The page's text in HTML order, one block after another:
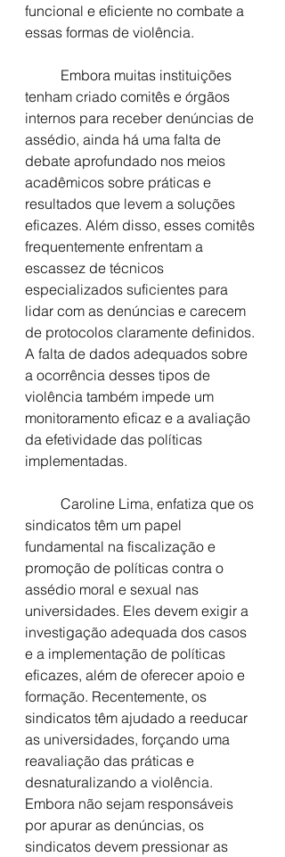
funcional e eficiente no combate a
essas formas de violência.
tenham criado comitês e órgãos
internos para receber denúncias de
assédio, ainda há uma falta de
debate aprofundado nos meios
acadêmicos sobre práticas e
resultados que levem a soluções
eficazes. Além disso, esses comitês
frequentemente enfrentam a
escassez de técnicos
especializados suficientes para
lidar com as denúncias e carecem
de protocolos claramente definidos.
A falta de dados adequados sobre
a ocorrência desses tipos de
violência também impede um
monitoramento eficaz e a avaliação
da efetividade das políticas
implementadas.
sindicatos têm um papel
fundamental na fiscalização e
promoção de políticas contra o
assédio moral e sexual nas
universidades. Eles devem exigir a
investigação adequada dos casos
e a implementação de políticas
eficazes, além de oferecer apoio e
formação. Recentemente, os
sindicatos têm ajudado a reeducar
as universidades, forçando uma
reavaliação das práticas e
desnaturalizando a violência.
Embora não sejam responsáveis
por apurar as denúncias, os
sindicatos devem pressionar as